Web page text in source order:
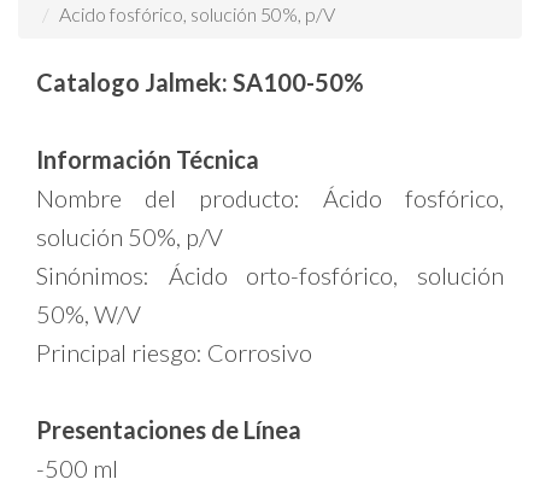
Acido fosfórico, solución 50%, p/V
Catalogo Jalmek: SA100-50%
Información Técnica
Nombre del producto: Ácido fosfórico,
solución 50%, p/V
Sinónimos: Ácido orto-fosfórico, solución
50%, W/V
Principal riesgo: Corrosivo
Presentaciones de Línea
-500 ml